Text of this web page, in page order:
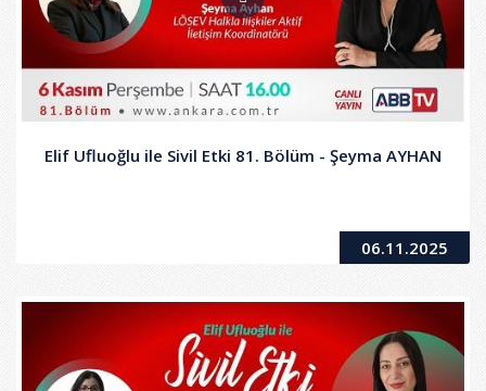
Elif Ufluoğlu ile Sivil Etki 81. Bölüm - Şeyma AYHAN
06.11.2025